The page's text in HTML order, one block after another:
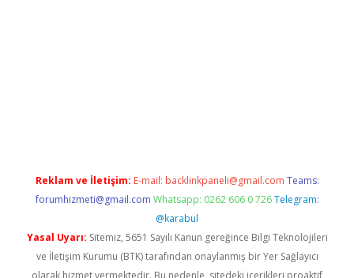
Reklam ve İletişim: E-mail: backlinkpaneli@gmail.com Teams:
forumhizmeti@gmail.com Whatsapp: 0262 606 0 726 Telegram:
@karabul
Yasal Uyarı: Sitemiz, 5651 Sayılı Kanun gereğince Bilgi Teknolojileri
ve İletişim Kurumu (BTK) tarafından onaylanmış bir Yer Sağlayıcı
olarak hizmet vermektedir. Bu nedenle, sitedeki içerikleri proaktif